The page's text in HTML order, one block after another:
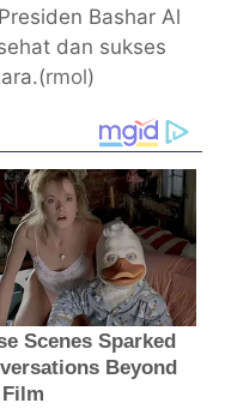
Bashar Al
dan sukses
rmol)